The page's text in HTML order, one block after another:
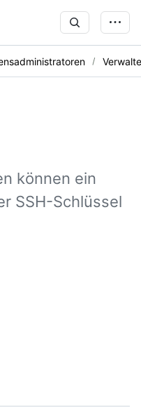
können ein
SSH-Schlüssel